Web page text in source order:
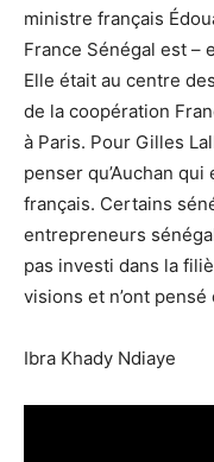
ministre français
France Sénégal est –
Elle était au centre
de la coopération
à Paris. Pour Gilles
penser qu’Auchan
français. Certains
entrepreneurs
pas investi dans la
visions et n’ont pensé
Ibra Khady Ndiaye